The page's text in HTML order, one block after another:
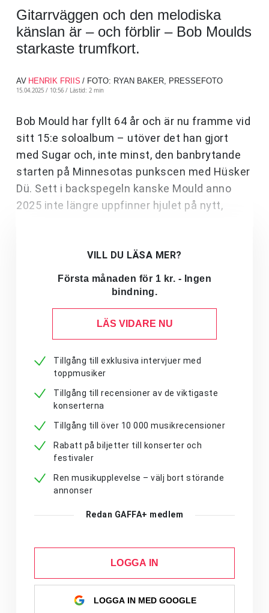
Gitarrväggen och den melodiska
känslan är – och förblir – Bob Moulds
starkaste trumfkort.
AV HENRIK FRIIS / FOTO: RYAN BAKER, PRESSEFOTO
15.04.2025 / 10:56 / Lästid: 2 min
Bob Mould har fyllt 64 år och är nu framme vid
sitt 15:e soloalbum – utöver det han gjort
med Sugar och, inte minst, den banbrytande
starten på Minnesotas punkscen med Hüsker
Dü. Sett i backspegeln kanske Mould anno
2025 inte längre uppfinner hjulet på nytt,
VILL DU LÄSA MER?
Första månaden för 1 kr. - Ingen
bindning.
LÄS VIDARE NU
Tillgång till exklusiva intervjuer med
toppmusiker
Tillgång till recensioner av de viktigaste
konserterna
Tillgång till över 10 000 musikrecensioner
Rabatt på biljetter till konserter och
festivaler
Ren musikupplevelse – välj bort störande
annonser
Redan GAFFA+ medlem
LOGGA IN
LOGGA IN MED GOOGLE